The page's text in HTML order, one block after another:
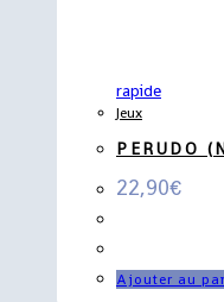
rapide
Jeux
PERUDO
22,90€
Ajouter au